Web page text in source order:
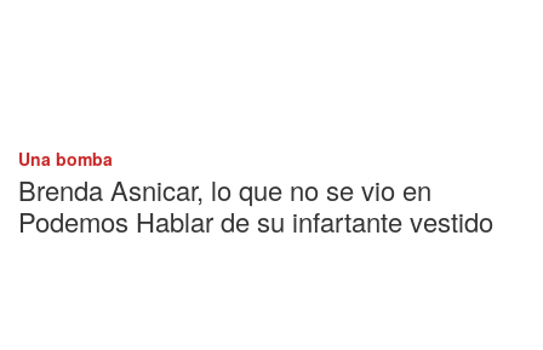
Una bomba
Brenda Asnicar, lo que no se vio en
Podemos Hablar de su infartante vestido